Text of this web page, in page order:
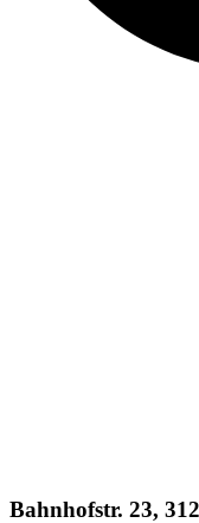
Bahnhofstr. 23,